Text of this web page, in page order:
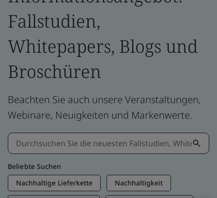
Fallstudien,
Whitepapers, Blogs und
Broschüren
Beachten Sie auch unsere Veranstaltungen,
Webinare, Neuigkeiten und Markenwerte.
Beliebte Suchen
Nachhaltige Lieferkette
Nachhaltigkeit